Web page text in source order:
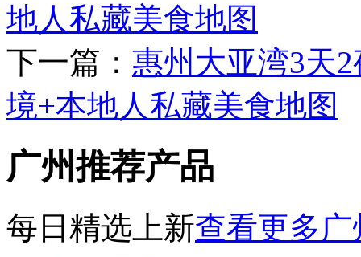
地人私藏美食地图
下一篇： 惠州大亚湾3天
境+本地人私藏美食地图
广州推荐产品
每日精选上新查看更多广